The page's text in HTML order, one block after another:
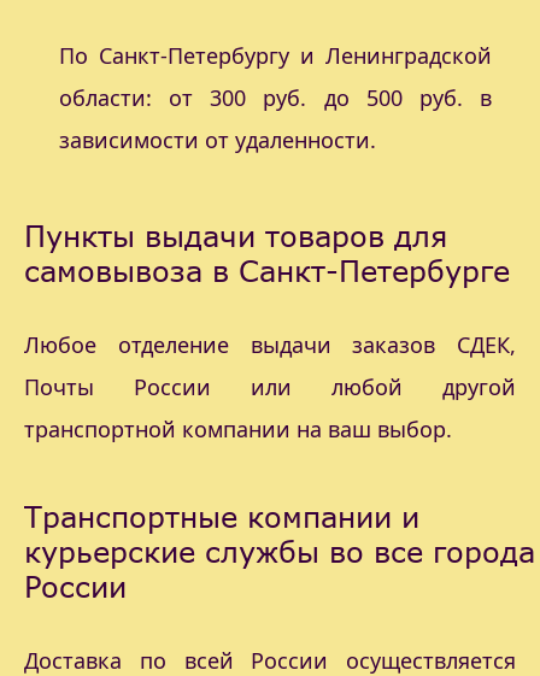
По Санкт-Петербургу и Ленинградской
области: от 300 руб. до 500 руб. в
зависимости от удаленности.
Пункты выдачи товаров для
самовывоза в Санкт-Петербурге
Любое отделение выдачи заказов СДЕК,
Почты России или любой другой
транспортной компании на ваш выбор.
Транспортные компании и
курьерские службы во все города
России
Доставка по всей России осуществляется